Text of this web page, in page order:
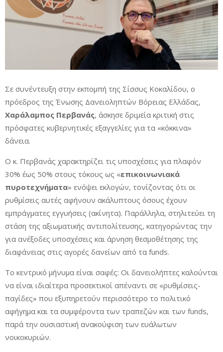
Σε συνέντευξη στην εκπομπή της Σίσσυς Κοκαλίδου, ο
πρόεδρος της Ένωσης Δανειοληπτών Βόρειας Ελλάδας,
Χαράλαμπος Περβανάς, άσκησε δριμεία κριτική στις
πρόσφατες κυβερνητικές εξαγγελίες για τα «κόκκινα»
δάνεια.
Ο κ. Περβανάς χαρακτηρίζει τις υποσχέσεις για πλαφόν
30% έως 50% στους τόκους ως «επικοινωνιακά
πυροτεχνήματα» ενόψει εκλογών, τονίζοντας ότι οι
ρυθμίσεις αυτές αφήνουν ακάλυπτους όσους έχουν
εμπράγματες εγγυήσεις (ακίνητα). Παράλληλα, στηλιτεύει τη
στάση της αξιωματικής αντιπολίτευσης, κατηγορώντας την
για ανέξοδες υποσχέσεις και άρνηση θεσμοθέτησης της
διαφάνειας στις αγορές δανείων από τα funds.
Το κεντρικό μήνυμα είναι σαφές: Οι δανειολήπτες καλούνται
να είναι ιδιαίτερα προσεκτικοί απέναντι σε «ρυθμίσεις-
παγίδες» που εξυπηρετούν περισσότερο το πολιτικό
αφήγημα και τα συμφέροντα των τραπεζών και των funds,
παρά την ουσιαστική ανακούφιση των ευάλωτων
νοικοκυριών.